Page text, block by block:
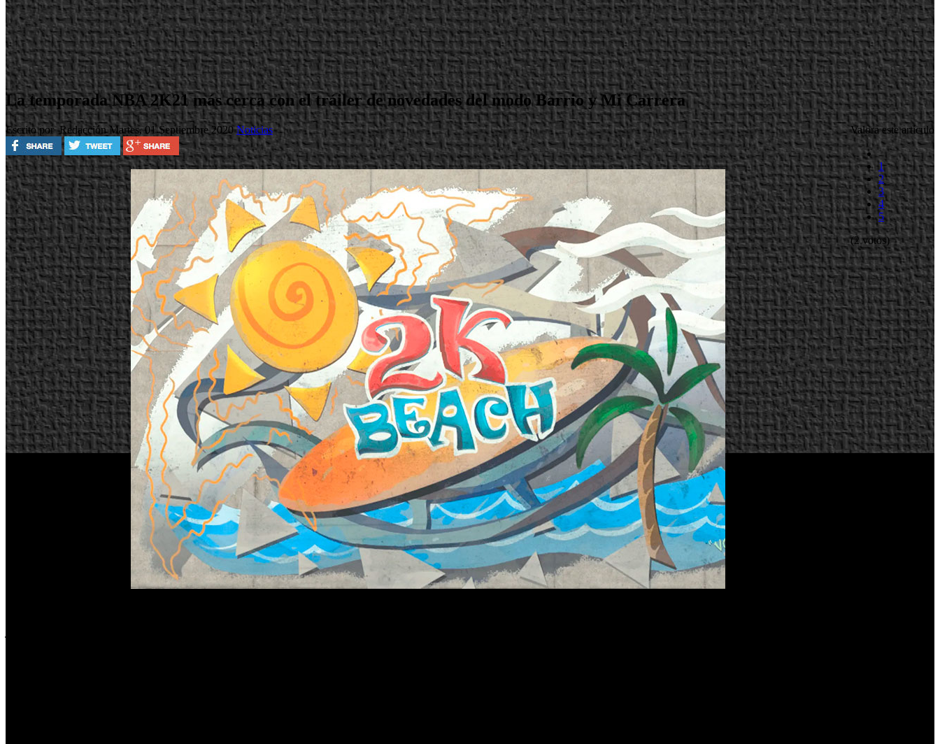
La temporada NBA 2K21 más cerca con el tráiler de novedades del modo Barrio y Mi Carrera
Escrito por RedacciónMartes, 01 Septiembre 2020Noticias Valora este artículo
1
2
3
4
5
(2 votos)